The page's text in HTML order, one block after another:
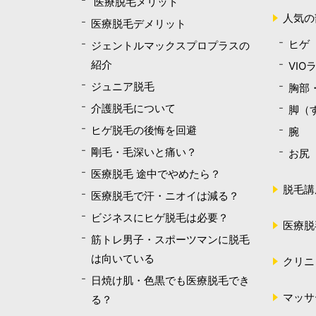
医療脱毛デメリット
ジェントルマックスプロプラスの
紹介
ジュニア脱毛
介護脱毛について
ヒゲ脱毛の後悔を回避
剛毛・毛深いと痛い？
医療脱毛 途中でやめたら？
医療脱毛で汗・ニオイは減る？
ビジネスにヒゲ脱毛は必要？
筋トレ男子・スポーツマンに脱毛
は向いている
日焼け肌・色黒でも医療脱毛でき
る？
人気
ヒゲ
VIO
胸部
脚（
腕
お尻
脱毛
医療
クリ
マッ